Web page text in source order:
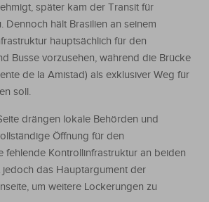
später kam der Transit für
Dennoch hält Brasilien an seinem
hauptsächlich für den
Busse vorzusehen, während die Brücke
de la Amistad) als exklusiver Weg für
soll.
drängen lokale Behörden und
Öffnung für den
fehlende Kontrollinfrastruktur an beiden
jedoch das Hauptargument der
um weitere Lockerungen zu